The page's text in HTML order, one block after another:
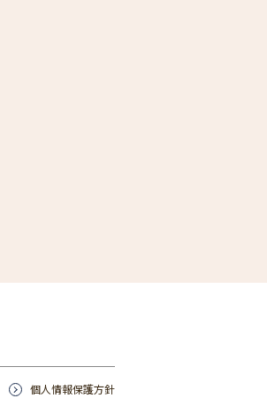
個人情報保護方針